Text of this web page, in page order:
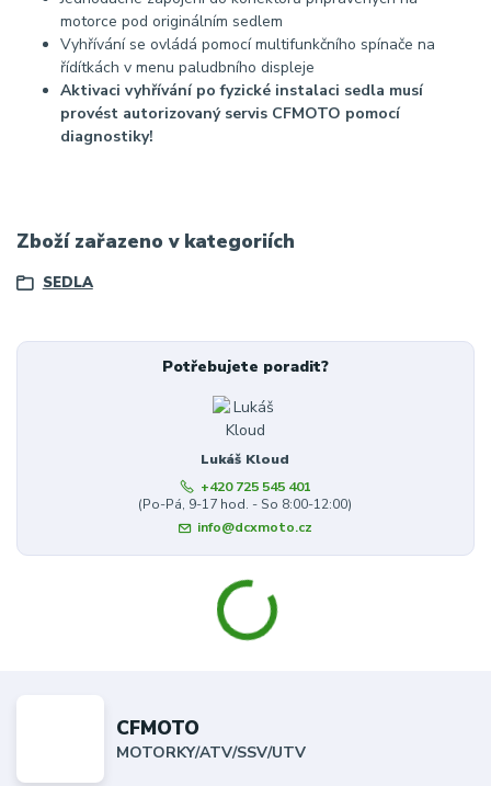
motorce pod originálním sedlem
Vyhřívání se ovládá pomocí multifunkčního spínače na
řídítkách v menu paludbního displeje
Aktivaci vyhřívání po fyzické instalaci sedla musí
provést autorizovaný servis CFMOTO pomocí
diagnostiky!
Zboží zařazeno v kategoriích
SEDLA
Potřebujete poradit?
Lukáš Kloud
+420 725 545 401
(Po-Pá, 9-17 hod. - So 8:00-12:00)
info@dcxmoto.cz
CFMOTO
MOTORKY/ATV/SSV/UTV